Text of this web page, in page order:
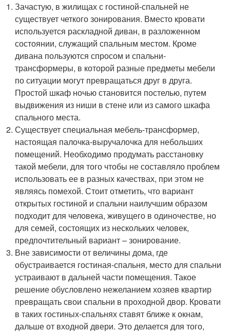
Зачастую, в жилищах с гостиной-спальней не
существует четкого зонирования. Вместо кровати
используется раскладной диван, в разложенном
состоянии, служащий спальным местом. Кроме
дивана пользуются спросом и спальни-
трансформеры, в которой разные предметы мебели
по ситуации могут превращаться друг в друга.
Простой шкаф ночью становится постелью, путем
выдвижения из ниши в стене или из самого шкафа
спального места.
Существует специальная мебель-трансформер,
настоящая палочка-выручалочка для небольших
помещений. Необходимо продумать расстановку
такой мебели, для того чтобы не составляло проблем
использовать ее в разных качествах, при этом не
являясь помехой. Стоит отметить, что вариант
открытых гостиной и спальни наилучшим образом
подходит для человека, живущего в одиночестве, но
для семей, состоящих из нескольких человек,
предпочтительный вариант – зонирование.
Вне зависимости от величины дома, где
обустраивается гостиная-спальня, место для спальни
устраивают в дальней части помещения. Такое
решение обусловлено нежеланием хозяев квартир
превращать свои спальни в проходной двор. Кровати
в таких гостиных-спальнях ставят ближе к окнам,
дальше от входной двери. Это делается для того,